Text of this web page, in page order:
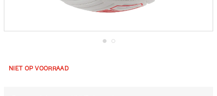
hetNIET OP VOORRAAD